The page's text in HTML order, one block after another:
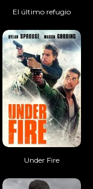
El último refugio
Under Fire